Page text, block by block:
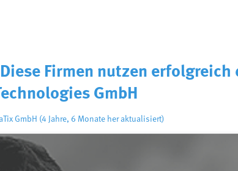
Firmen nutzen erfolgreich
GmbH
GmbH (4 Jahre, 6 Monate her aktualisiert)